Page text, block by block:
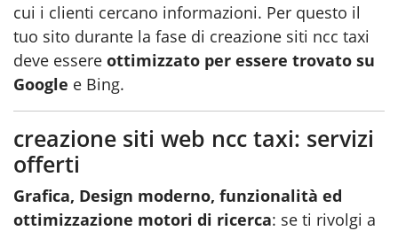
cui i clienti cercano informazioni. Per questo il
tuo sito durante la fase di creazione siti ncc taxi
deve essere ottimizzato per essere trovato su
Google e Bing.
creazione siti web ncc taxi: servizi
offerti
Grafica, Design moderno, funzionalità ed
ottimizzazione motori di ricerca: se ti rivolgi a